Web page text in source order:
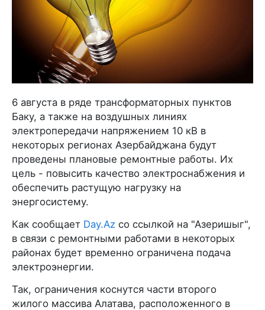
6 августа в ряде трансформаторных пунктов
Баку, а также на воздушных линиях
электропередачи напряжением 10 кВ в
некоторых регионах Азербайджана будут
проведены плановые ремонтные работы. Их
цель - повысить качество электроснабжения и
обеспечить растущую нагрузку на
энергосистему.
Как сообщает Day.Az со ссылкой на "Азеришыг",
в связи с ремонтными работами в некоторых
районах будет временно ограничена подача
электроэнергии.
Так, ограничения коснутся части второго
жилого массива Алатава, расположенного в